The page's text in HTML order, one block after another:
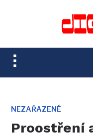
TOGGLE
SIDEBAR
NAVIGATION
NEZAŘAZENÉ
Proostření